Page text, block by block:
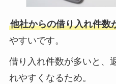
他社からの借り入れ件数
やすいです。
借り入れ件数が多いと、
れやすくなるため。